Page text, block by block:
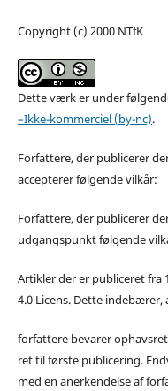
Copyright (c) 2000 NTfK
Dette værk er under
–Ikke-kommerciel (by-nc).
Forfattere, der publicerer
accepterer følgende vilkår:
Forfattere, der publicerer
udgangspunkt følgende
Artikler der er publiceret fra
4.0 Licens. Dette indebærer,
forfattere bevarer
ret til første publicering.
med en anerkendelse af